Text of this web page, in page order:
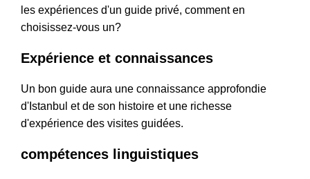
les expériences d'un guide privé, comment en
choisissez-vous un?
Expérience et connaissances
Un bon guide aura une connaissance approfondie
d'Istanbul et de son histoire et une richesse
d'expérience des visites guidées.
compétences linguistiques